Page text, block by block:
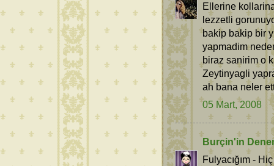
Ellerine
lezzetli
bakip bakip bir
yapmadim
biraz sanirim o
Zeytinyagli
ah bana neler
05 Mart, 2008
Burçin'in
Fulyacığım -